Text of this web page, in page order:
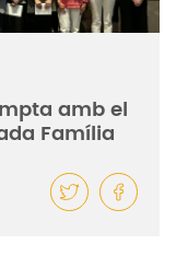
amb el
Família